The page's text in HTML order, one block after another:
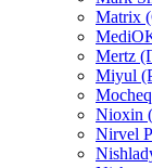
Mertz
Miyul
Nirvel